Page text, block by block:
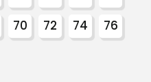
70 72 74 76